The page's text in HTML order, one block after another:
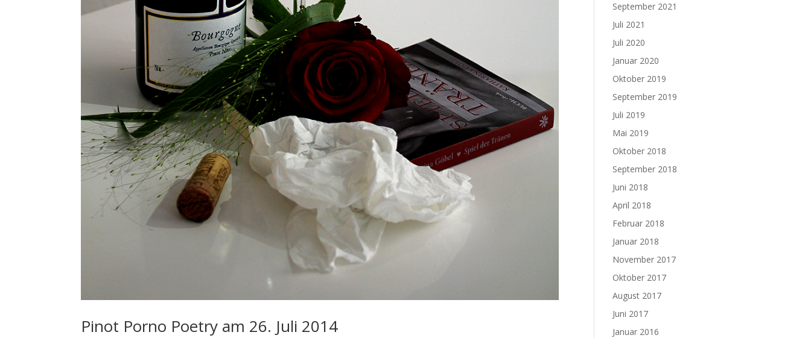
Pinot Porno Poetry am 26. Juli 2014
September 2021
Juli 2021
Juli 2020
Januar 2020
Oktober 2019
September 2019
Juli 2019
Mai 2019
Oktober 2018
September 2018
Juni 2018
April 2018
Februar 2018
Januar 2018
November 2017
Oktober 2017
August 2017
Juni 2017
Januar 2016